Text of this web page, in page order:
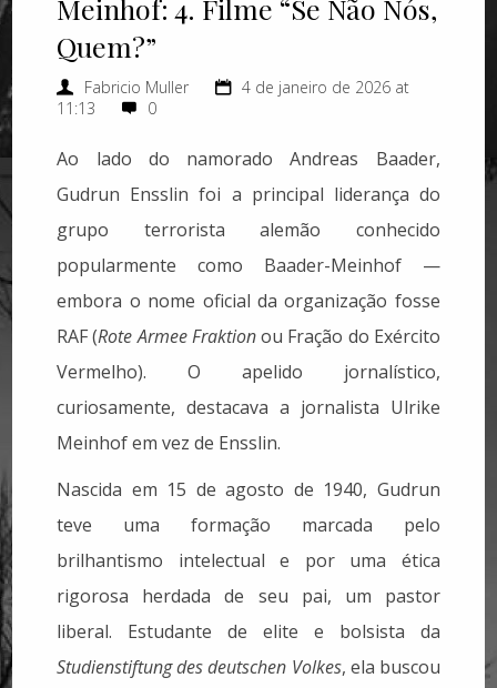
Meinhof: 4. Filme “Se Não Nós,
Quem?”
Fabricio Muller
4 de janeiro de 2026 at
11:13
0
Ao lado do namorado Andreas Baader,
Gudrun Ensslin foi a principal liderança do
grupo terrorista alemão conhecido
popularmente como Baader-Meinhof —
embora o nome oficial da organização fosse
RAF (Rote Armee Fraktionou Fração do Exército
Vermelho). O apelido jornalístico,
curiosamente, destacava a jornalista Ulrike
Meinhof em vez de Ensslin.
Nascida em 15 de agosto de 1940, Gudrun
teve uma formação marcada pelo
brilhantismo intelectual e por uma ética
rigorosa herdada de seu pai, um pastor
liberal. Estudante de elite e bolsista da
Studienstiftung des deutschen Volkes, ela buscou